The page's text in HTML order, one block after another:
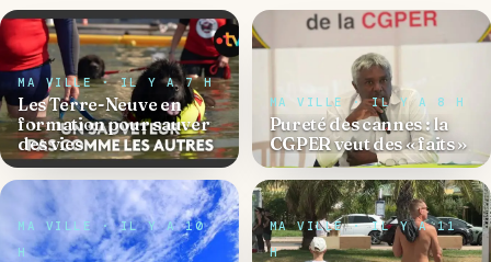
MA VILLE · IL Y A 7 H
Les Terre-Neuve en
formation pour sauver
des vies
MA VILLE · IL Y A 8 H
Pureté des cannes : la
CGPER veut des « faits »
MA VILLE · IL Y A 10
H
MA VILLE · IL Y A 11
H